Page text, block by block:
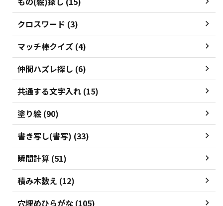
クロスワード (3)
マッチ棒クイズ (4)
仲間ハズレ探し (6)
共通する文字入れ (15)
塗り絵 (90)
書き写し(書写) (33)
瞬間計算 (51)
積み木数え (12)
穴埋めひらがな (105)